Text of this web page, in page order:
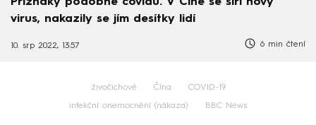
Příznaky podobné covidu. V Číně se šíří nový
virus, nakazily se jím desítky lidí
10. srp 2022, 13:57 6 min čtení
živočichové Čína COVID-19
infekční onemocnění (nákaza) BBC News